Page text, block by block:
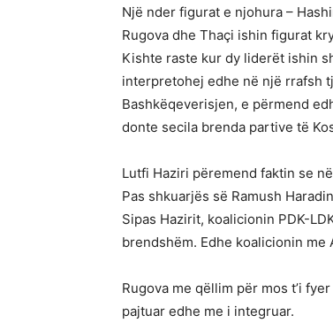
Një nder figurat e njohura –
Rugova dhe Thaçi ishin figurat
Kishte raste kur dy liderët ishin
interpretohej edhe në një rrafsh
Bashkëqeverisjen, e përmend
donte secila brenda partive të
Lutfi Haziri përemend faktin se
Pas shkuarjës së Ramush
Sipas Hazirit, koalicionin PDK-
brendshëm. Edhe koalicionin
Rugova me qëllim për mos t’i
pajtuar edhe me i integruar.